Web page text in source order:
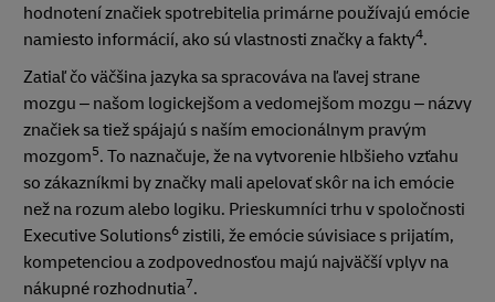
hodnotení značiek spotrebitelia primárne používajú emócie
namiesto informácií, ako sú vlastnosti značky a fakty4.
Zatiaľ čo väčšina jazyka sa spracováva na ľavej strane
mozgu – našom logickejšom a vedomejšom mozgu – názvy
značiek sa tiež spájajú s naším emocionálnym pravým
mozgom5. To naznačuje, že na vytvorenie hlbšieho vzťahu
so zákazníkmi by značky mali apelovať skôr na ich emócie
než na rozum alebo logiku. Prieskumníci trhu v spoločnosti
Executive Solutions6 zistili, že emócie súvisiace s prijatím,
kompetenciou a zodpovednosťou majú najväčší vplyv na
nákupné rozhodnutia7.